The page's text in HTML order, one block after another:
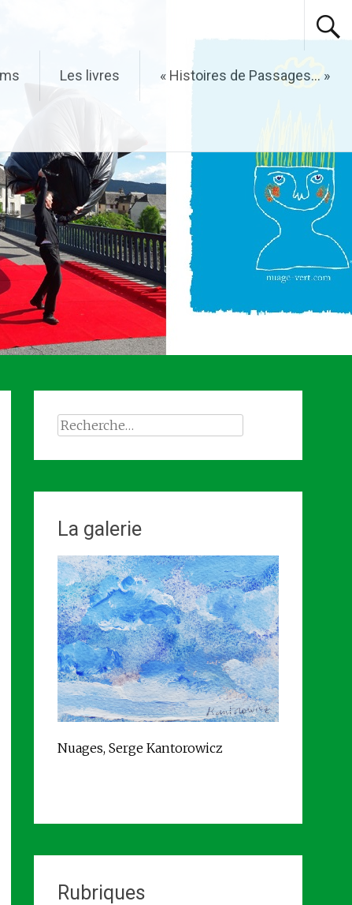
Les livres « Histoires de Passages… »
Rechercher :
La galerie
Nuages, Serge Kantorowicz
Rubriques